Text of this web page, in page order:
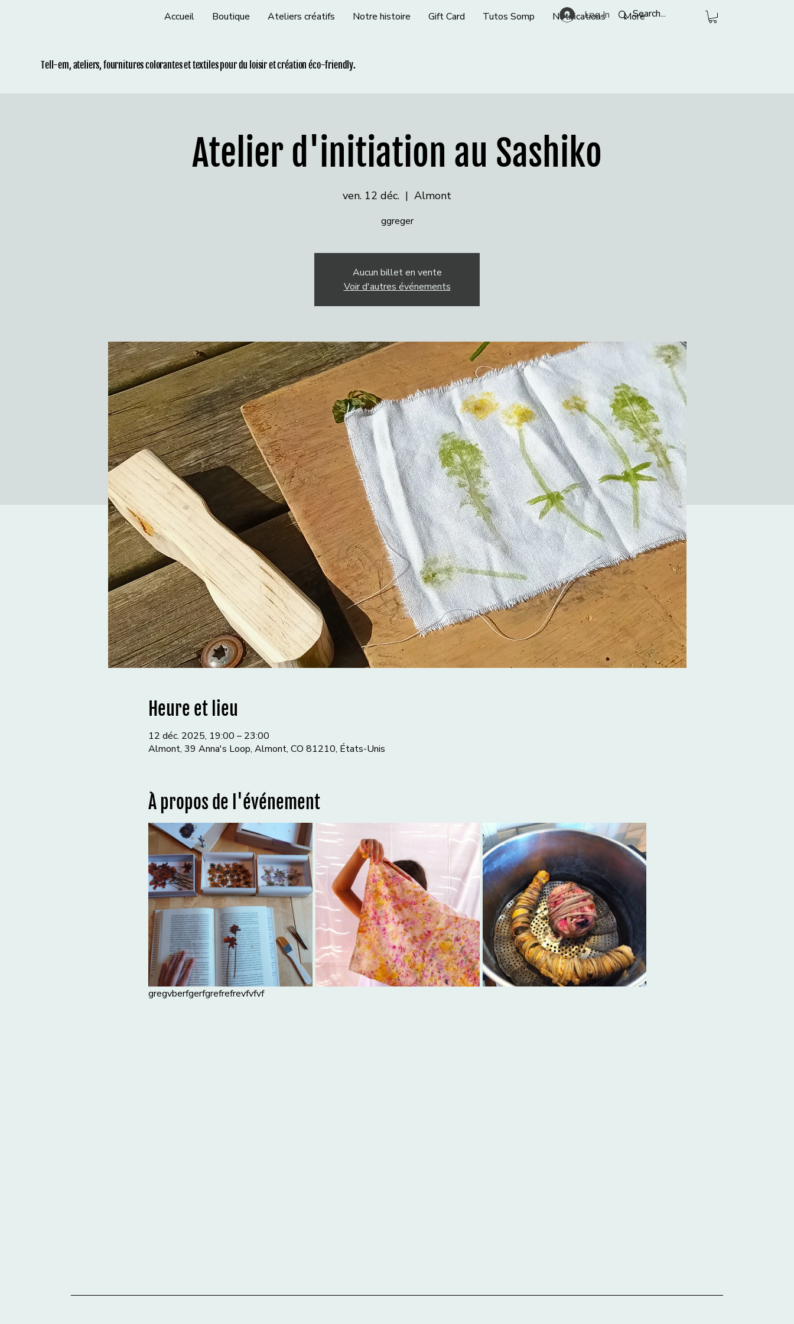
Accueil Boutique Ateliers créatifs Notre histoire Gift Card Tutos Somp Notifications More
Tell-em, ateliers, fournitures colorantes et textiles pour du loisir et création éco-friendly.
Log In
Atelier d'initiation au Sashiko
ven. 12 déc.
  |
Almont
ggreger
Aucun billet en vente
Voir d'autres événements
Heure et lieu
12 déc. 2025, 19:00 – 23:00
Almont, 39 Anna's Loop, Almont, CO 81210, États-Unis
À propos de l'événement
gregvberfgerfgrefrefrevfvfvf